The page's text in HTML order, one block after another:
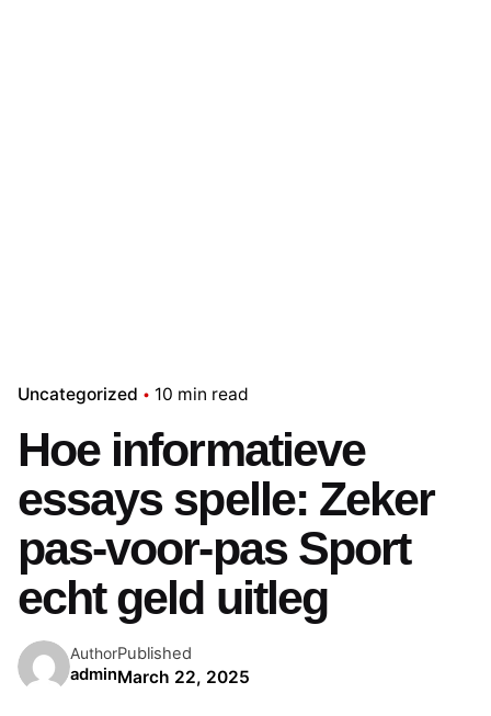
Uncategorized 10 min read
Hoe informatieve
essays spelle: Zeker
pas-voor-pas Sport
echt geld uitleg
Author
admin
Published
March 22, 2025